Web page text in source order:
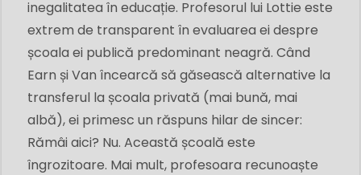
inegalitatea în educație. Profesorul lui Lottie este
extrem de transparent în evaluarea ei despre
școala ei publică predominant neagră. Când
Earn și Van încearcă să găsească alternative la
transferul la școala privată (mai bună, mai
albă), ei primesc un răspuns hilar de sincer:
Rămâi aici? Nu. Această școală este
îngrozitoare. Mai mult, profesoara recunoaște